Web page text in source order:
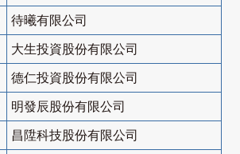
待曦有限公司
大生投資股份有限公司
德仁投資股份有限公司
明發辰股份有限公司
昌陞科技股份有限公司